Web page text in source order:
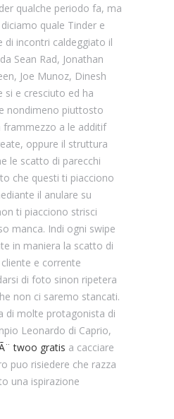
qualche periodo fa, ma
quale Tinder e
di incontri caldeggiato il
Sean Rad, Jonathan
Joe Munoz, Dinesh
e cresciuto ed ha
nondimeno piuttosto
frammezzo a le additif
oppure il struttura
le scatto di parecchi
che questi ti piacciono
il anulare su
ti piacciono strisci
manca. Indi ogni swipe
in maniera la scatto di
e corrente
di foto sinon ripetera
non ci saremo stancati.
di molte protagonista di
Leonardo di Caprio,
twoo gratis a cacciare
puo risiedere che razza
una ispirazione